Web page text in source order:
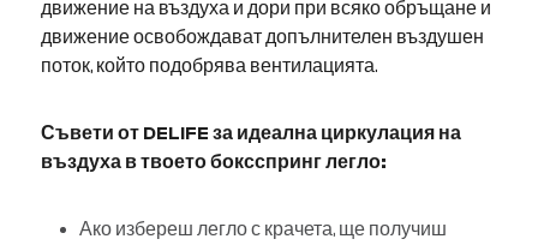
движение на въздуха и дори при всяко обръщане и
движение освобождават допълнителен въздушен
поток, който подобрява вентилацията.
Съвети от DELIFE за идеална циркулация на
въздуха в твоето боксспринг легло:
Ако избереш легло с крачета, ще получиш